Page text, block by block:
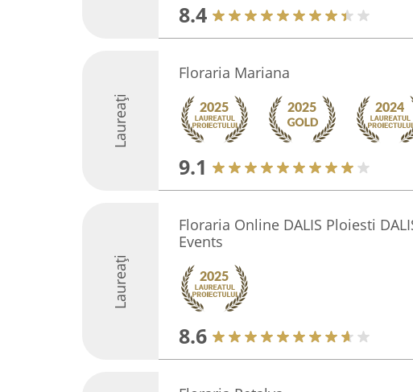
8.4
Laureați
Floraria Mariana
9.1
Laureați
Floraria Online DALIS Ploiesti
Events
8.6